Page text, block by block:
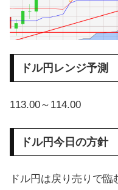
ドル円レンジ予測
113.00～114.00
ドル円今日の方針
ドル円は戻り売りで臨